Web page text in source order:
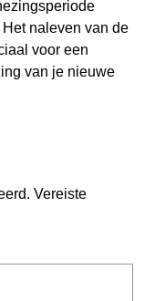
naleven van de
voor een
van je nieuwe
Vereiste